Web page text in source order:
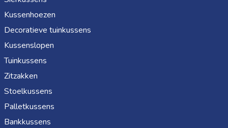
Kussenhoezen
Decoratieve tuinkussens
Kussenslopen
Tuinkussens
Zitzakken
Stoelkussens
Palletkussens
Bankkussens